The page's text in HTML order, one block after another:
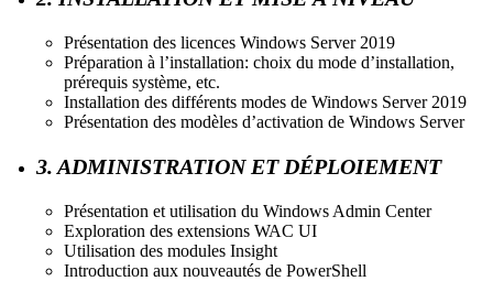
Présentation des licences Windows Server 2019
Préparation à l’installation: choix du mode d’installation,
prérequis système, etc.
Installation des différents modes de Windows Server 2019
Présentation des modèles d’activation de Windows Server
3. ADMINISTRATION ET DÉPLOIEMENT
Présentation et utilisation du Windows Admin Center
Exploration des extensions WAC UI
Utilisation des modules Insight
Introduction aux nouveautés de PowerShell